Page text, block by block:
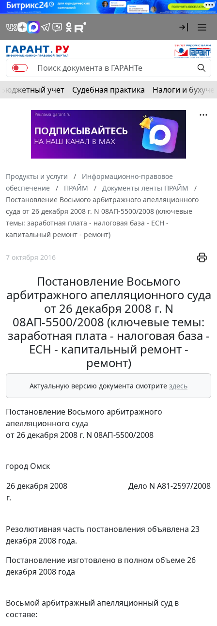
Бюджетный учет Судебная практика Налоги и
Продукты и услуги
Информационно-правовое
обеспечение
ПРАЙМ
Документы ленты ПРАЙМ
Постановление Восьмого арбитражного апелляционного
суда от 26 декабря 2008 г. N 08АП-5500/2008 (ключевые
темы: заработная плата - налоговая база - ЕСН -
капитальный ремонт - ремонт)
7 октября 2016
Постановление Восьмого
арбитражного апелляционного суда
от 26 декабря 2008 г. N
08АП-5500/2008 (ключевые темы:
заработная плата - налоговая база -
ЕСН - капитальный ремонт -
ремонт)
Актуальную версию документа смотрите здесь
Постановление Восьмого арбитражного
апелляционного суда
от 26 декабря 2008 г. N 08АП-5500/2008
город Омск
26 декабря 2008
г.
Дело N А81-2597/2008
Резолютивная часть постановления объявлена 23
декабря 2008 года.
Постановление изготовлено в полном объеме 26
декабря 2008 года
Восьмой арбитражный апелляционный суд в
составе: